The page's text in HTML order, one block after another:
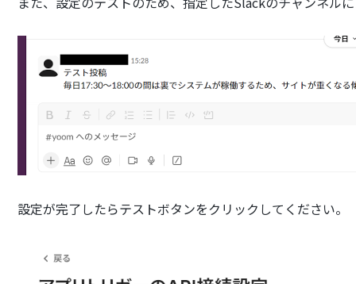
設定が完了したらテストボタンをクリックしてください。